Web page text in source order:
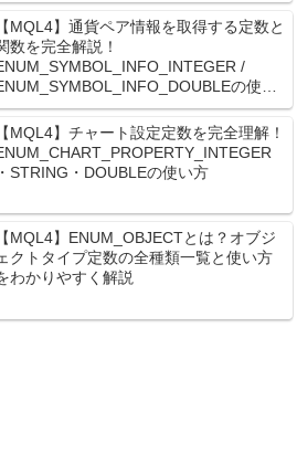
【MQL4】通貨ペア情報を取得する定数と
数を完全解説！
/
の使い
【MQL4】チャート設定定数を完全理解！
・STRING・DOUBLEの使い方
【MQL4】ENUM_OBJECTとは？オブジ
クトタイプ定数の全種類一覧と使い方
わかりやすく解説